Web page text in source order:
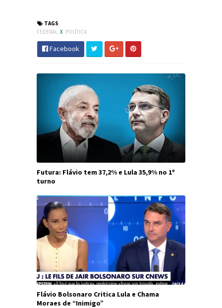
TAGS
FEDERAL X POLÍTICA
Facebook
Futura: Flávio tem 37,2% e Lula 35,9% no 1º
turno
Flávio Bolsonaro Critica Lula e Chama
Moraes de “Inimigo”